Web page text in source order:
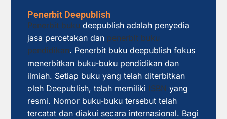
Penerbit Deepublish
Penerbit buku deepublish adalah penyedia
jasa percetakan dan penerbit buku
pendidikan. Penerbit buku deepublish fokus
menerbitkan buku-buku pendidikan dan
ilmiah. Setiap buku yang telah diterbitkan
oleh Deepublish, telah memiliki ISBN yang
resmi. Nomor buku-buku tersebut telah
tercatat dan diakui secara internasional. Bagi